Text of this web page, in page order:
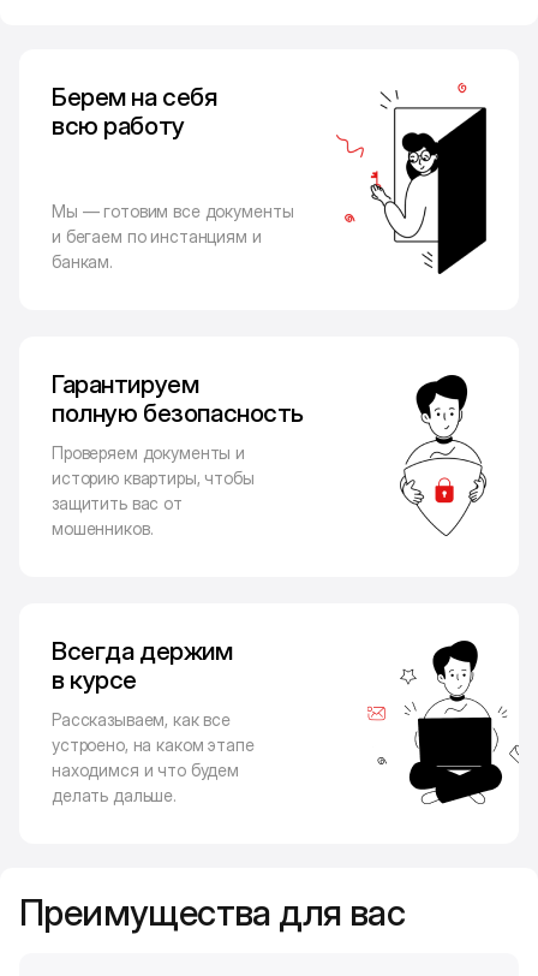
Берем на себя
всю работу
Мы — готовим все документы
и бегаем по инстанциям и
банкам.
Гарантируем
полную безопасность
Проверяем документы и
историю квартиры, чтобы
защитить вас от
мошенников.
Всегда держим
в курсе
Рассказываем, как все
устроено, на каком этапе
находимся и что будем
делать дальше.
Преимущества для вас